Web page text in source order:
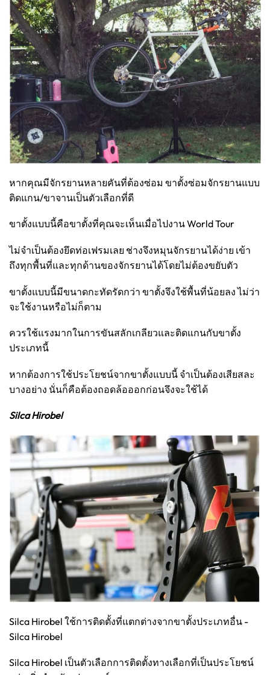
หากคุณมีจักรยานหลายคันที่ต้องซ่อม ขาตั้งซ่อมจักรยานแบบ
ติดแกน/ขาจานเป็นตัวเลือกที่ดี
ขาตั้งแบบนี้คือขาตั้งที่คุณจะเห็นเมื่อไปงาน World Tour
ไม่จำเป็นต้องยึดท่อเฟรมเลย ช่างจึงหมุนจักรยานได้ง่าย เข้า
ถึงทุกพื้นที่และทุกด้านของจักรยานได้โดยไม่ต้องขยับตัว
ขาตั้งแบบนี้มีขนาดกะทัดรัดกว่า ขาตั้งจึงใช้พื้นที่น้อยลง ไม่ว่า
จะใช้งานหรือไม่ก็ตาม
ควรใช้แรงมากในการขันสลักเกลียวและติดแกนกับขาตั้ง
ประเภทนี้
หากต้องการใช้ประโยชน์จากขาตั้งแบบนี้ จำเป็นต้องเสียสละ
บางอย่าง นั่นก็คือต้องถอดล้อออกก่อนจึงจะใช้ได้
Silca Hirobel
Silca Hirobel ใช้การติดตั้งที่แตกต่างจากขาตั้งประเภทอื่น -
Silca Hirobel
Silca Hirobel เป็นตัวเลือกการติดตั้งทางเลือกที่เป็นประโยชน์